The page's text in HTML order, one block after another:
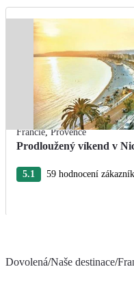
Francie,Provence
Prodloužený víkend v
5.1
59 hodnocení
Dovolená/Naše destinace/